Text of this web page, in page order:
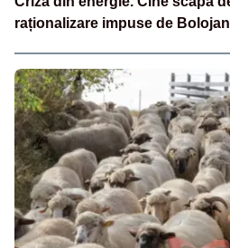
raționalizare impuse de Bolojan